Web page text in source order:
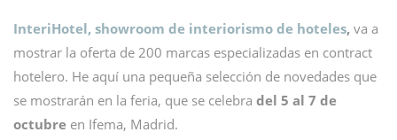
InteriHotel, showroom de interiorismo de hoteles, va a
mostrar la oferta de 200 marcas especializadas en contract
hotelero. He aquí una pequeña selección de novedades que
se mostrarán en la feria, que se celebra del 5 al 7 de
octubre en Ifema, Madrid.